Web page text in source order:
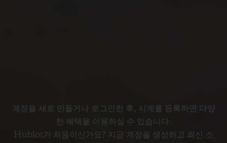
계정을 새로 만들거나 로그인한 후, 시계를 등록하면 다양
한 혜택을 이용하실 수 있습니다.
Hublot가 처음이신가요? 지금 계정을 생성하고 최신 소